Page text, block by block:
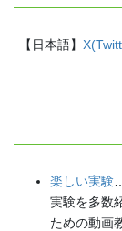
【日本語】
楽しい実験
実験を多数
ための動画